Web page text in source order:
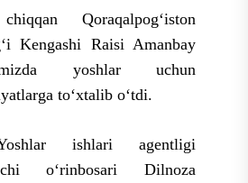
Qoraqalpogʻiston
Kengashi Raisi Amanbay
yoshlar uchun
toʻxtalib oʻtdi.
ishlari agentligi
oʻrinbosari Dilnoza